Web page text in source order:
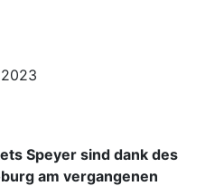
Speyer sind dank des
am vergangenen